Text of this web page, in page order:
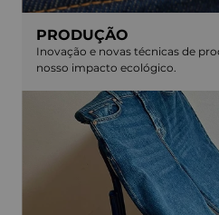
PRODUÇÃO
Inovação e novas técnicas de
nosso impacto ecológico.